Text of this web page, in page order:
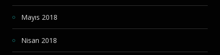
Mayıs 2018
Nisan 2018